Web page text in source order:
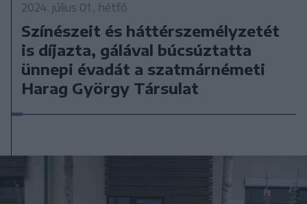
2024. július 01., hétfő
Színészeit és háttérszemélyzetét
is díjazta, gálával búcsúztatta
ünnepi évadát a szatmárnémeti
Harag György Társulat